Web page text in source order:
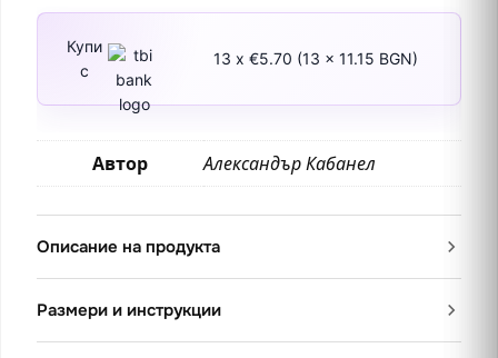
Купи
с
13 x €5.70 (13 x 11.15 BGN)
Автор Александър Кабанел
Описание на продукта
Размери и инструкции